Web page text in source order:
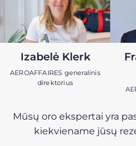
Izabelė Klerk
AEROAFFAIRES generalinis
direktorius
Mūsų oro ekspertai yra
kiekviename jūsų